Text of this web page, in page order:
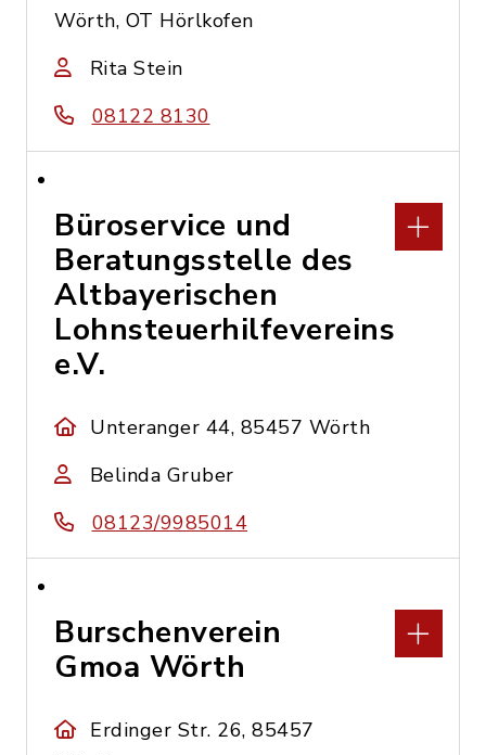
Wörth, OT Hörlkofen
Rita Stein
08122 8130
Büroservice und
Beratungsstelle des
Altbayerischen
Lohnsteuerhilfevereins
e.V.
Unteranger 44, 85457 Wörth
Belinda Gruber
08123/9985014
Burschenverein
Gmoa Wörth
Erdinger Str. 26, 85457